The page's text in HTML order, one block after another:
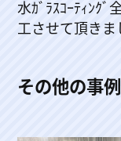
水ｶﾞﾗｽｺｰﾃｨﾝｸﾞ
工させて頂きま
その他の事例